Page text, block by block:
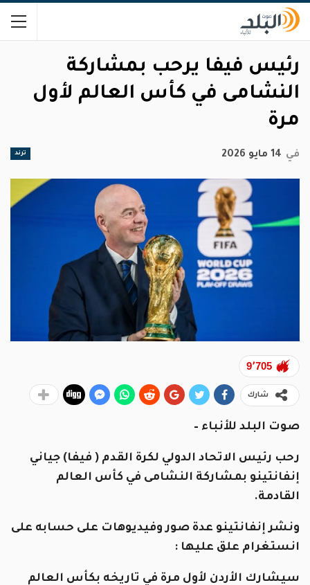
رئيس فيفا يرحب بمشاركة
النشامى في كأس العالم لأول
مرة
ترند في 14 مايو 2026
9٬705
شارك
صوت البلد للأنباء –
رحب رئيس الاتحاد الدولي لكرة القدم ( فيفا) جياني
إنفانتينو بمشاركة النشامى في كأس العالم
القادمة.
ونشر إنفانتينو عدة صور وفيديوهات على حسابه على
انستغرام علق عليها :
سيشارك الأردن لأول مرة في تاريخه بكأس العالم